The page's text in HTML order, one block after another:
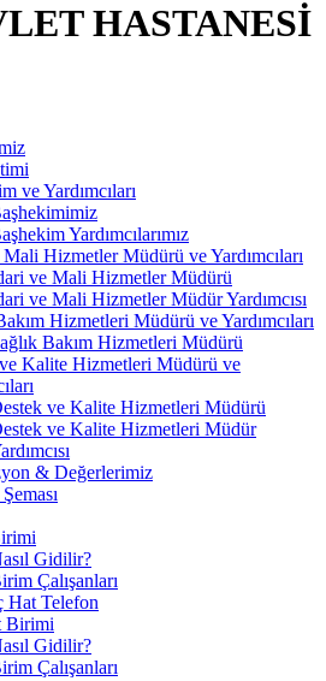
HASTANESİ
ve Yardımcıları
Yardımcılarımız
Hizmetler Müdürü ve Yardımcıları
ve Mali Hizmetler Müdürü
ve Mali Hizmetler Müdür Yardımcısı
Hizmetleri Müdürü ve Yardımcıları
Bakım Hizmetleri Müdürü
Kalite Hizmetleri Müdürü ve
ve Kalite Hizmetleri Müdürü
ve Kalite Hizmetleri Müdür
& Değerlerimiz
Gidilir?
Çalışanları
Hat Telefon
Birimi
Gidilir?
Çalışanları